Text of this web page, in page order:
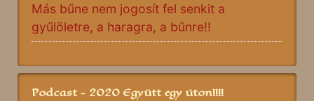
Más bűne nem jogosít fel senkit a
gyűlöletre, a haragra, a bűnre!!
Podcast - 2020 Együtt egy úton!!!!